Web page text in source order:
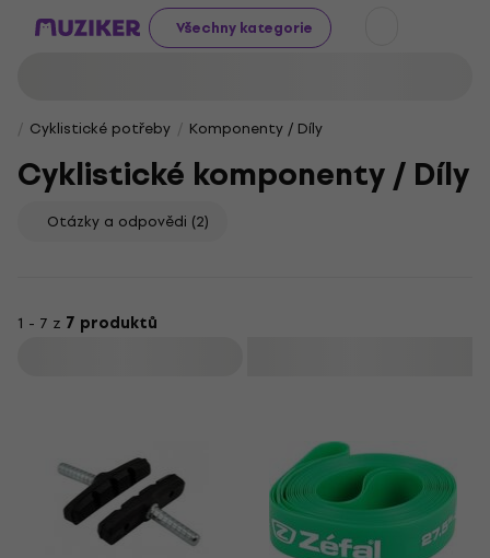
Všechny kategorie
Cyklistické potřeby Komponenty / Díly
Cyklistické komponenty / Díly
Otázky a odpovědi (2)
1 - 7 z 7 produktů